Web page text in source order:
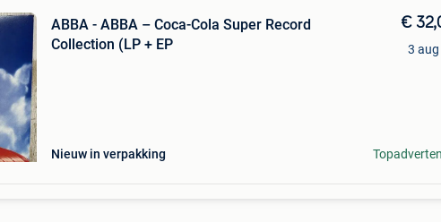
ABBA - ABBA – Coca-Cola Super Record
Collection (LP + EP
Nieuw in verpakking
€
3